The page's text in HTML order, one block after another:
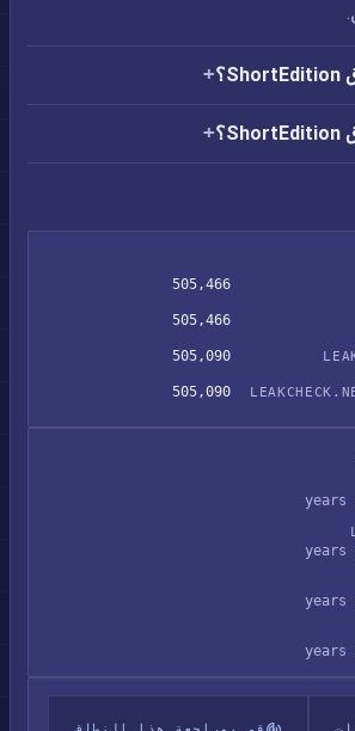
505,466
505,466
505,090
505,090